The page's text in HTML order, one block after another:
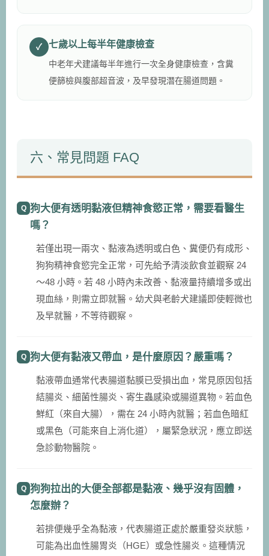
✓ 七歲以上每半年健康檢查
中老年犬建議每半年進行一次全身健康檢查，含糞
便篩檢與腹部超音波，及早發現潛在腸道問題。
六、常見問題 FAQ
狗大便有透明黏液但精神食慾正常，需要看醫生
嗎？
若僅出現一兩次、黏液為透明或白色、糞便仍有成形、
狗狗精神食慾完全正常，可先給予清淡飲食並觀察 24
～48 小時。若 48 小時內未改善、黏液量持續增多或出
現血絲，則需立即就醫。幼犬與老齡犬建議即使輕微也
及早就醫，不等待觀察。
狗大便有黏液又帶血，是什麼原因？嚴重嗎？
黏液帶血通常代表腸道黏膜已受損出血，常見原因包括
結腸炎、細菌性腸炎、寄生蟲感染或腸道異物。若血色
鮮紅（來自大腸），需在 24 小時內就醫；若血色暗紅
或黑色（可能來自上消化道），屬緊急狀況，應立即送
急診動物醫院。
狗狗拉出的大便全部都是黏液、幾乎沒有固體，
怎麼辦？
若排便幾乎全為黏液，代表腸道正處於嚴重發炎狀態，
可能為出血性腸胃炎（HGE）或急性腸炎。這種情況